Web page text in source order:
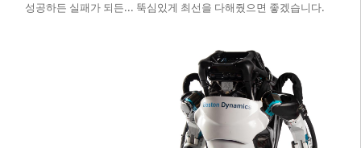
성공하든 실패가 되든... 뚝심있게 최선을 다해줬으면 좋겠습니다.